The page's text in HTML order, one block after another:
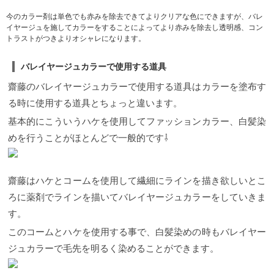
う定番！トレンドカラーは明るめのくすみ感のある
色で決まり！！くすみ+〇〇で品のあるヘアカラーが
おすすめ！ 寒色系はヘアカラーの中で一番透明感、
過程も楽しめるヘアカラー。 寒色系は濃いめに入れ
てよりくすみ感を出せば重く見えなく柔らかいヘア
カラーになります。 5SCENE齋藤のお客様でもこの
明るめの色味はもちろん齋藤のヘアカラーはアッシ
ュに＋他の色味を加えてより深みや透明感など色の
バリエーションを豊富に表現できます！
ッシュ 青みがしっかり入っていて光の当たり方でよ
麗に、色味が濃いぶん色持ちもいいので冬のトレン
ドショートカラーに是非試してみたい色です！ 毛先
ます！ショート×ブルー ヘアカタ詳細はこちら 大
人女子におすすめ！艶っぽく退色してもパサついて
見えない！ショート×アッシュベージュブラウン アッ
今のカラー剤は単色でも赤みを除去できてよりクリアな色にできますが、バレ
イヤージュを施してカラーをすることによってより赤みを除去し透明感、コン
トラストがつきよりオシャレになります。
バレイヤージュカラーで使用する道具
齋藤のバレイヤージュカラーで使用する道具はカラーを塗布す
る時に使用する道具とちょっと違います。
基本的にこういうハケを使用してファッションカラー、白髪染
めを行うことがほとんどで一般的です⇩
齋藤はハケとコームを使用して繊細にラインを描き欲しいとこ
ろに薬剤でラインを描いてバレイヤージュカラーをしていきま
す。
このコームとハケを使用する事で、白髪染めの時もバレイヤー
ジュカラーで毛先を明るく染めることができます。